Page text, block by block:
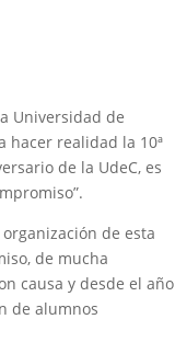
Universidad de
hacer realidad la 10ª
de la UdeC, es
de esta
de mucha
causa y desde el año
de alumnos